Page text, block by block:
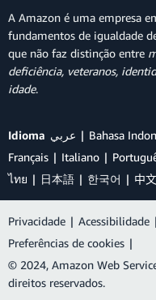
A Amazon é uma empresa
fundamentos de igualdade
que não faz distinção entre
deficiência, veteranos,
idade.
Idioma عربي Bahasa
Français
Italiano
ไทย
日本語 한국어 中
Privacidade | Acessibilidade |
Preferências de cookies |
© 2024, Amazon Web
direitos reservados.